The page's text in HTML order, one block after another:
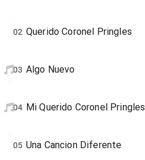
02 Querido Coronel Pringles
03 Algo Nuevo
04 Mi Querido Coronel Pringles
05 Una Cancion Diferente